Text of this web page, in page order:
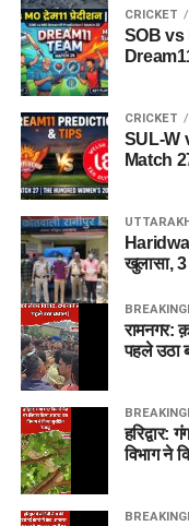
CRICKET
SOB vs
CRICKET
SUL-W
Match
खुलासा, 3
रामनगर:
पहले उठा
हरिद्वार:
विभाग ने